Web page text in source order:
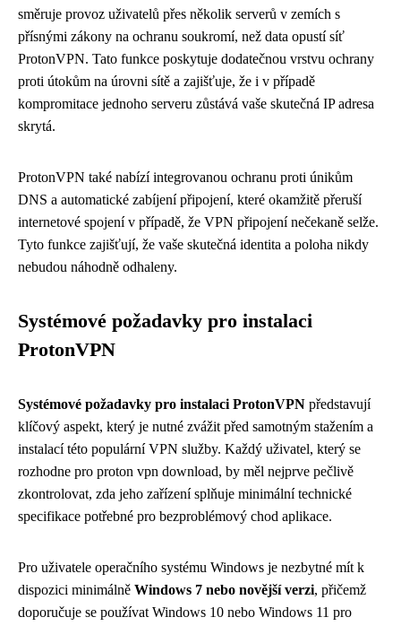
směruje provoz uživatelů přes několik serverů v zemích s
přísnými zákony na ochranu soukromí, než data opustí síť
ProtonVPN. Tato funkce poskytuje dodatečnou vrstvu ochrany
proti útokům na úrovni sítě a zajišťuje, že i v případě
kompromitace jednoho serveru zůstává vaše skutečná IP adresa
skrytá.
ProtonVPN také nabízí integrovanou ochranu proti únikům
DNS a automatické zabíjení připojení, které okamžitě přeruší
internetové spojení v případě, že VPN připojení nečekaně selže.
Tyto funkce zajišťují, že vaše skutečná identita a poloha nikdy
nebudou náhodně odhaleny.
Systémové požadavky pro instalaci
ProtonVPN
Systémové požadavky pro instalaci ProtonVPN představují
klíčový aspekt, který je nutné zvážit před samotným stažením a
instalací této populární VPN služby. Každý uživatel, který se
rozhodne pro proton vpn download, by měl nejprve pečlivě
zkontrolovat, zda jeho zařízení splňuje minimální technické
specifikace potřebné pro bezproblémový chod aplikace.
Pro uživatele operačního systému Windows je nezbytné mít k
dispozici minimálně Windows 7 nebo novější verzi, přičemž
doporučuje se používat Windows 10 nebo Windows 11 pro